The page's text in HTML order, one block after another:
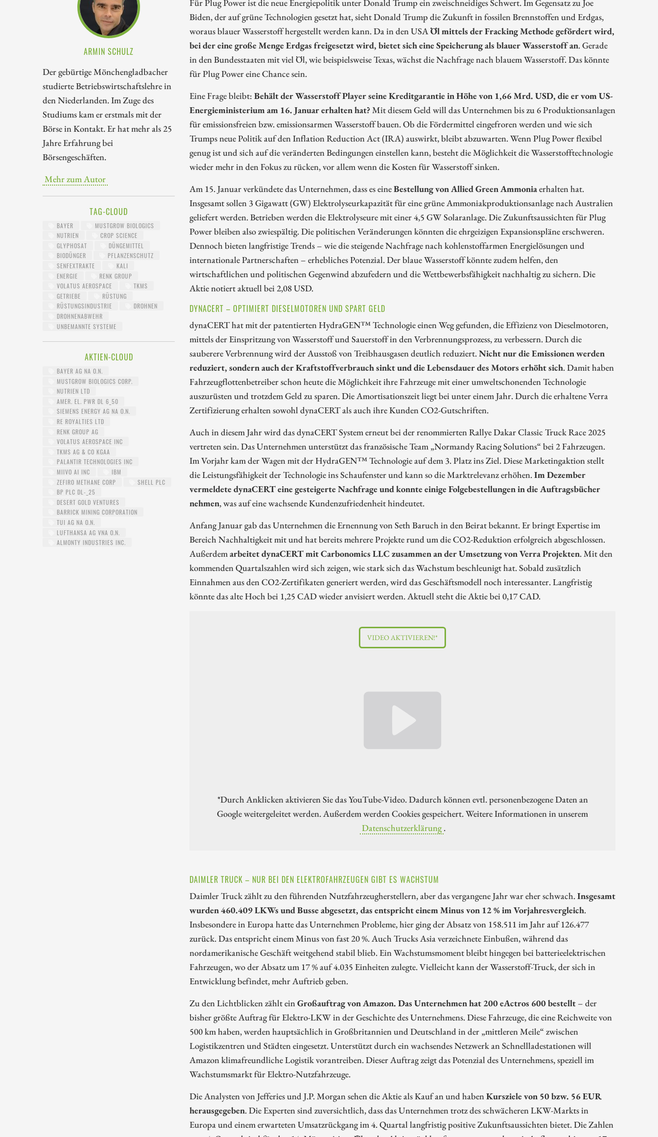
ARMIN SCHULZ
Der gebürtige Mönchengladbacher
studierte Betriebswirtschaftslehre in
den Niederlanden. Im Zuge des
Studiums kam er erstmals mit der
Börse in Kontakt. Er hat mehr als 25
Jahre Erfahrung bei
Börsengeschäften.
Mehr zum Autor
TAG-CLOUD
BAYER
MUSTGROW BIOLOGICS
NUTRIEN
CROP SCIENCE
GLYPHOSAT
DÜNGEMITTEL
BIODÜNGER
PFLANZENSCHUTZ
SENFEXTRAKTE
KALI
ENERGIE
RENK GROUP
VOLATUS AEROSPACE
TKMS
GETRIEBE
RÜSTUNG
RÜSTUNGSINDUSTRIE
DROHNEN
DROHNENABWEHR
UNBEMANNTE SYSTEME
AKTIEN-CLOUD
BAYER AG NA O.N.
MUSTGROW BIOLOGICS CORP.
NUTRIEN LTD
AMER. EL. PWR DL 6_50
SIEMENS ENERGY AG NA O.N.
RE ROYALTIES LTD
RENK GROUP AG
VOLATUS AEROSPACE INC
TKMS AG & CO KGAA
PALANTIR TECHNOLOGIES INC
MIIVO AI INC
IBM
ZEFIRO METHANE CORP
SHELL PLC
BP PLC DL-_25
DESERT GOLD VENTURES
BARRICK MINING CORPORATION
TUI AG NA O.N.
LUFTHANSA AG VNA O.N.
ALMONTY INDUSTRIES INC.
Biden, der auf grüne Technologien gesetzt hat, sieht Donald Trump die Zukunft in fossilen Brennstoffen und Erdgas,
woraus blauer Wasserstoff hergestellt werden kann. Da in den USA Öl mittels der Fracking Methode gefördert wird,
bei der eine große Menge Erdgas freigesetzt wird, bietet sich eine Speicherung als blauer Wasserstoff an. Gerade
in den Bundesstaaten mit viel Öl, wie beispielsweise Texas, wächst die Nachfrage nach blauem Wasserstoff. Das könnte
für Plug Power eine Chance sein.
Eine Frage bleibt: Behält der Wasserstoff Player seine Kreditgarantie in Höhe von 1,66 Mrd. USD, die er vom US-
Energieministerium am 16. Januar erhalten hat? Mit diesem Geld will das Unternehmen bis zu 6 Produktionsanlagen
für emissionsfreien bzw. emissionsarmen Wasserstoff bauen. Ob die Fördermittel eingefroren werden und wie sich
Trumps neue Politik auf den Inflation Reduction Act (IRA) auswirkt, bleibt abzuwarten. Wenn Plug Power flexibel
genug ist und sich auf die veränderten Bedingungen einstellen kann, besteht die Möglichkeit die Wasserstofftechnologie
wieder mehr in den Fokus zu rücken, vor allem wenn die Kosten für Wasserstoff sinken.
Am 15. Januar verkündete das Unternehmen, dass es eineBestellung von Allied Green Ammonia erhalten hat.
Insgesamt sollen 3 Gigawatt (GW) Elektrolyseurkapazität für eine grüne Ammoniakproduktionsanlage nach Australien
geliefert werden. Betrieben werden die Elektrolyseure mit einer 4,5 GW Solaranlage. Die Zukunftsaussichten für Plug
Power bleiben also zwiespältig. Die politischen Veränderungen könnten die ehrgeizigen Expansionspläne erschweren.
Dennoch bieten langfristige Trends – wie die steigende Nachfrage nach kohlenstoffarmen Energielösungen und
internationale Partnerschaften – erhebliches Potenzial. Der blaue Wasserstoff könnte zudem helfen, den
wirtschaftlichen und politischen Gegenwind abzufedern und die Wettbewerbsfähigkeit nachhaltig zu sichern. Die
Aktie notiert aktuell bei 2,08 USD.
DYNACERT – OPTIMIERT DIESELMOTOREN UND SPART GELD
dynaCERT hat mit der patentierten HydraGEN™ Technologie einen Weg gefunden, die Effizienz von Dieselmotoren,
mittels der Einspritzung von Wasserstoff und Sauerstoff in den Verbrennungsprozess, zu verbessern. Durch die
sauberere Verbrennung wird der Ausstoß von Treibhausgasen deutlich reduziert.Nicht nur die Emissionen werden
reduziert, sondern auch der Kraftstoffverbrauch sinkt und die Lebensdauer des Motors erhöht sich. Damit haben
Fahrzeugflottenbetreiber schon heute die Möglichkeit ihre Fahrzeuge mit einer umweltschonenden Technologie
auszurüsten und trotzdem Geld zu sparen. Die Amortisationszeit liegt bei unter einem Jahr. Durch die erhaltene Verra
Zertifizierung erhalten sowohl dynaCERT als auch ihre Kunden CO2-Gutschriften.
Auch in diesem Jahr wird das dynaCERT System erneut bei der renommierten Rallye Dakar Classic Truck Race 2025
vertreten sein. Das Unternehmen unterstützt das französische Team „Normandy Racing Solutions“ bei 2 Fahrzeugen.
Im Vorjahr kam der Wagen mit der HydraGEN™ Technologie auf dem 3. Platz ins Ziel. Diese Marketingaktion stellt
die Leistungsfähigkeit der Technologie ins Schaufenster und kann so die Marktrelevanz erhöhen.Im Dezember
vermeldete dynaCERT eine gesteigerte Nachfrage und konnte einige Folgebestellungen in die Auftragsbücher
nehmen, was auf eine wachsende Kundenzufriedenheit hindeutet.
Anfang Januar gab das Unternehmen die Ernennung von Seth Baruch in den Beirat bekannt. Er bringt Expertise im
Bereich Nachhaltigkeit mit und hat bereits mehrere Projekte rund um die CO2-Reduktion erfolgreich abgeschlossen.
Außerdem arbeitet dynaCERT mit Carbonomics LLC zusammen an der Umsetzung von Verra Projekten. Mit den
kommenden Quartalszahlen wird sich zeigen, wie stark sich das Wachstum beschleunigt hat. Sobald zusätzlich
Einnahmen aus den CO2-Zertifikaten generiert werden, wird das Geschäftsmodell noch interessanter. Langfristig
könnte das alte Hoch bei 1,25 CAD wieder anvisiert werden. Aktuell steht die Aktie bei 0,17 CAD.
VIDEO AKTIVIEREN!*
*Durch Anklicken aktivieren Sie das YouTube-Video. Dadurch können evtl. personenbezogene Daten an
Google weitergeleitet werden. Außerdem werden Cookies gespeichert. Weitere Informationen in unserem
Datenschutzerklärung .
DAIMLER TRUCK – NUR BEI DEN ELEKTROFAHRZEUGEN GIBT ES WACHSTUM
Daimler Truck zählt zu den führenden Nutzfahrzeugherstellern, aber das vergangene Jahr war eher schwach.Insgesamt
wurden 460.409 LKWs und Busse abgesetzt, das entspricht einem Minus von 12 % im Vorjahresvergleich.
Insbesondere in Europa hatte das Unternehmen Probleme, hier ging der Absatz von 158.511 im Jahr auf 126.477
zurück. Das entspricht einem Minus von fast 20 %. Auch Trucks Asia verzeichnete Einbußen, während das
nordamerikanische Geschäft weitgehend stabil blieb. Ein Wachstumsmoment bleibt hingegen bei batterieelektrischen
Fahrzeugen, wo der Absatz um 17 % auf 4.035 Einheiten zulegte. Vielleicht kann der Wasserstoff-Truck, der sich in
Entwicklung befindet, mehr Auftrieb geben.
Zu den Lichtblicken zählt einGroßauftrag von Amazon. Das Unternehmen hat 200 eActros 600 bestellt – der
bisher größte Auftrag für Elektro-LKW in der Geschichte des Unternehmens. Diese Fahrzeuge, die eine Reichweite von
500 km haben, werden hauptsächlich in Großbritannien und Deutschland in der „mittleren Meile“ zwischen
Logistikzentren und Städten eingesetzt. Unterstützt durch ein wachsendes Netzwerk an Schnellladestationen will
Amazon klimafreundliche Logistik vorantreiben. Dieser Auftrag zeigt das Potenzial des Unternehmens, speziell im
Wachstumsmarkt für Elektro-Nutzfahrzeuge.
Die Analysten von Jefferies und J.P. Morgan sehen die Aktie als Kauf an und habenKursziele von 50 bzw. 56 EUR
herausgegeben. Die Experten sind zuversichtlich, dass das Unternehmen trotz des schwächeren LKW-Markts in
Europa und einem erwarteten Umsatzrückgang im 4. Quartal langfristig positive Zukunftsaussichten bietet. Die Zahlen